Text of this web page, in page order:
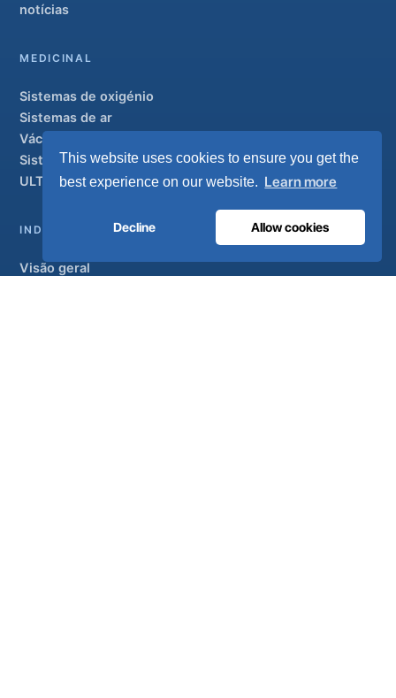
This website uses cookies to ensure you get the
best experience on our website. Learn more
Decline Allow cookies
notícias
MEDICINAL
Sistemas de oxigénio
Sistemas de ar
Vácuo e AGSS
Sistemas de condutas
ULTRAOX
Modelo de topo de gama
INDUSTRIAL
Visão geral